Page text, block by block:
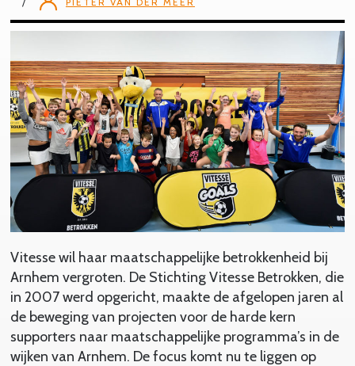
Vitesse wil haar maatschappelijke betrokkenheid bij
Arnhem vergroten. De Stichting Vitesse Betrokken, die
in 2007 werd opgericht, maakte de afgelopen jaren al
de beweging van projecten voor de harde kern
supporters naar maatschappelijke programma’s in de
wijken van Arnhem. De focus komt nu te liggen op